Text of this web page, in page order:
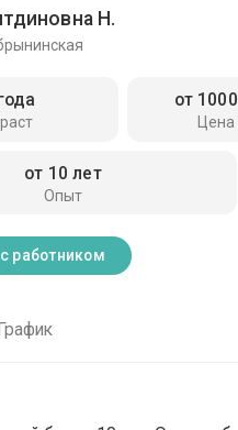
Н.
от
Опыт
от 10 лет
работником
График